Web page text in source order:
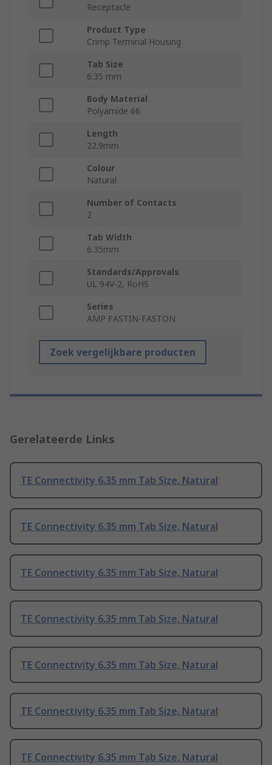
Receptacle
Product Type
Crimp Terminal Housing
Tab Size
6.35 mm
Body Material
Polyamide 66
Length
22.9mm
Colour
Natural
Number of Contacts
2
Tab Width
6.35mm
Standards/Approvals
UL 94V-2, RoHS
Series
AMP FASTIN-FASTON
Zoek vergelijkbare producten
Gerelateerde Links
TE Connectivity 6.35 mm Tab Size, Natural
TE Connectivity 6.35 mm Tab Size, Natural
TE Connectivity 6.35 mm Tab Size, Natural
TE Connectivity 6.35 mm Tab Size, Natural
TE Connectivity 6.35 mm Tab Size, Natural
TE Connectivity 6.35 mm Tab Size, Natural
TE Connectivity 6.35 mm Tab Size, Natural